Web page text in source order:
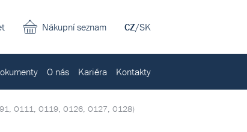
CZ/SK
Nákupní seznam
O nás Kariéra Kontakty
O111, O119, O126, O127, O128)